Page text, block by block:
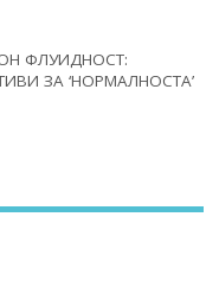
ФЛУИДНОСТ:
ЗА ‘НОРМАЛНОСТА’